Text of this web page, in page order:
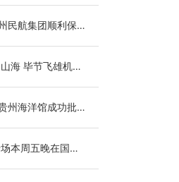
民航集团顺利保障
海 毕节飞雄机场
州海洋馆成功批量
本周五晚在国际